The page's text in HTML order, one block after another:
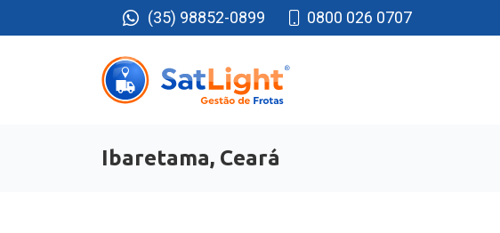
(35) 98852-0899 0800 026 0707
Ibaretama, Ceará